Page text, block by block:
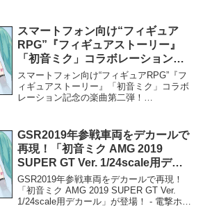
ーリー（くるくら） - Yah...
スマートフォン向け“フィギュア
RPG”『フィギュアストーリー』
「初音ミク」コラボレーション記
念の楽曲第二弾！sasakure.UK氏
による書き下ろし楽曲を公開 – PR
TIMES
スマートフォン向け“フィギュアRPG”『フ
ィギュアストーリー』「初音ミク」コラボ
レーション記念の楽曲第二弾！
ートフォン向け“フィギュアRPG”『...
GSR2019年参戦車両をデカールで
再現！「初音ミク AMG 2019
SUPER GT Ver. 1/24scale用デカ
ール」が登場！ – 電撃ホビーウェ
ブ
GSR2019年参戦車両をデカールで再現！
「初音ミク AMG 2019 SUPER GT Ver.
1/24scale用デカール」が登場！ - 電撃ホビ